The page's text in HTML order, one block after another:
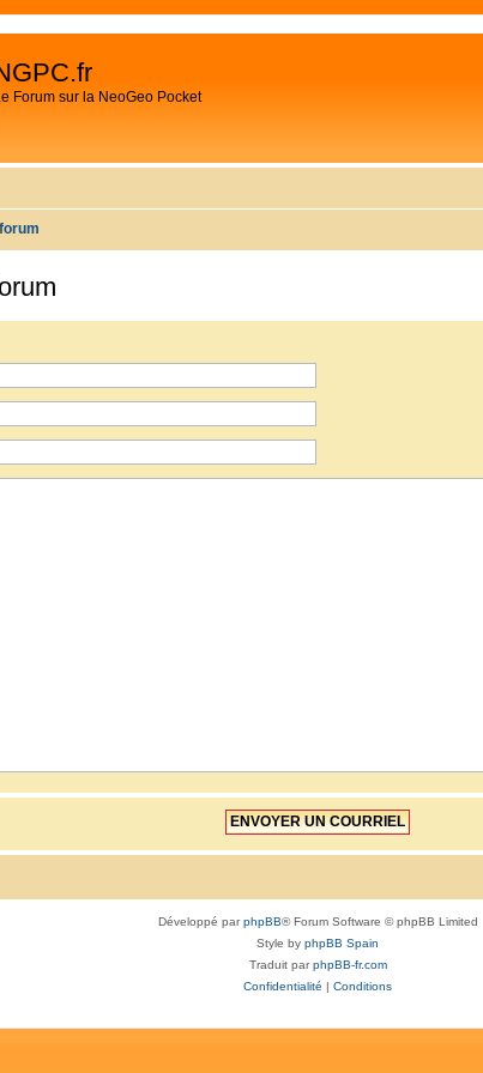
Forum sur la NeoGeo Pocket
Développé parphpBB® Forum Software © phpBB Limited
Style by phpBB Spain
Traduit parphpBB-fr.com
Confidentialité | Conditions